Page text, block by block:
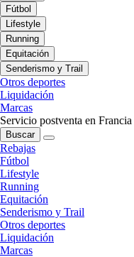
Fútbol
Lifestyle
Running
Equitación
Senderismo y Trail
Otros deportes
Liquidación
Marcas
Servicio postventa en Francia
Buscar
Rebajas
Fútbol
Lifestyle
Running
Equitación
Senderismo y Trail
Otros deportes
Liquidación
Marcas